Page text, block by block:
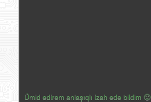
Ümid edirəm anlaşıqlı izah edə bildim 🙂